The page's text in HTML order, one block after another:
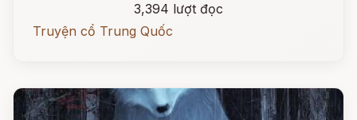
3,394 lượt đọc
Truyện cổ Trung Quốc